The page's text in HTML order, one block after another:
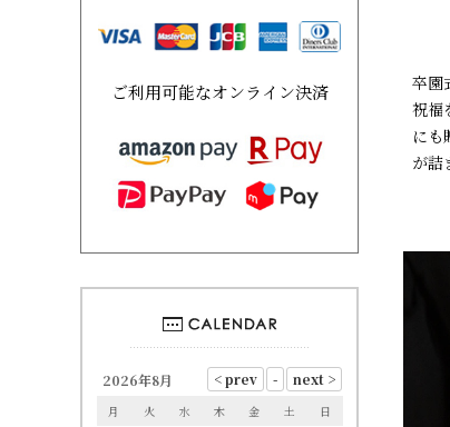
ご利用可能なオンライン決済
2026年8月
月 火 水 木 金 土
日
卒園
祝福
にも
が詰